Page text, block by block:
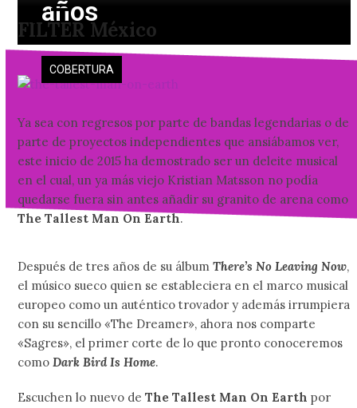
content
FILTER México
Open
mobile
menu
Close
mobile
menu
COBERTURA
años
Ya sea con regresos por parte de bandas legendarias o de
parte de proyectos independientes que ansiábamos ver,
este inicio de 2015 ha demostrado ser un deleite musical
en el cual, un ya más viejo Kristian Matsson no podía
quedarse fuera sin antes añadir su granito de arena como
The Tallest Man On Earth.
Después de tres años de su álbumThere’s No Leaving Now,
el músico sueco quien se estableciera en el marco musical
europeo como un auténtico trovador y además irrumpiera
con su sencillo «The Dreamer», ahora nos comparte
«Sagres», el primer corte de lo que pronto conoceremos
comoDark Bird Is Home.
Escuchen lo nuevo deThe Tallest Man On Earth por